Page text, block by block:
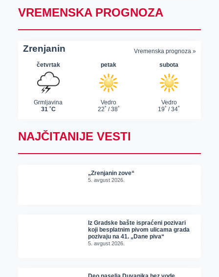
VREMENSKA PROGNOZA
NAJČITANIJE VESTI
„Zrenjanin zove“
5. avgust 2026.
Iz Gradske bašte ispraćeni pozivari
koji besplatnim pivom ulicama grada
pozivaju na 41. „Dane piva“
5. avgust 2026.